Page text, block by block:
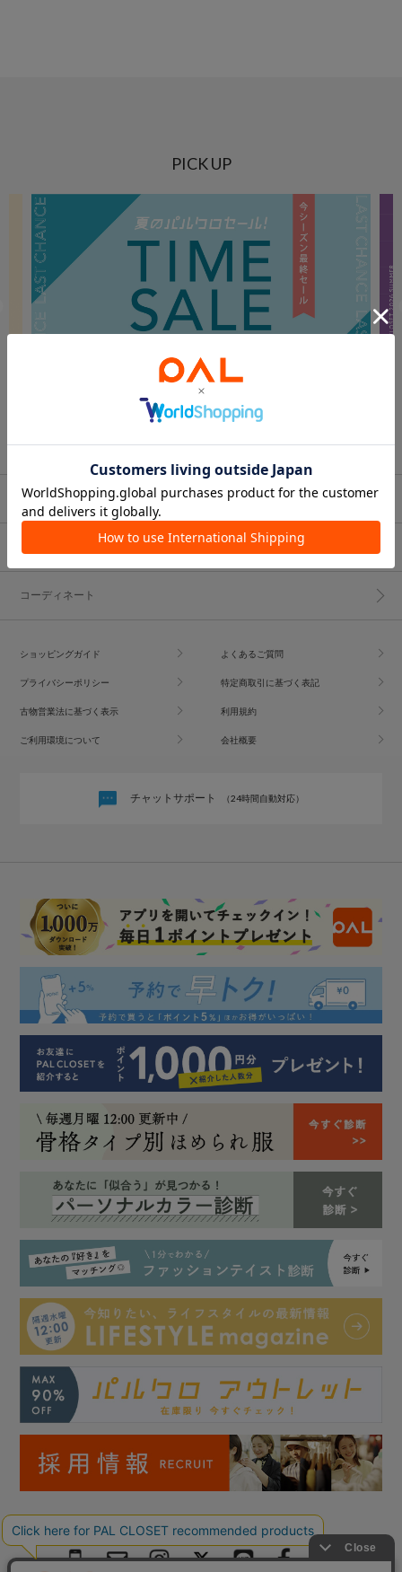
PICK UP
ブランド一覧
コーディネート
ショッピングガイド よくあるご質問
プライバシーポリシー 特定商取引に基づく表記
古物営業法に基づく表示 利用規約
ご利用環境について 会社概要
チャットサポート （24時間自動対応）